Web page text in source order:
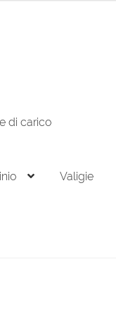
di carico
Valigie